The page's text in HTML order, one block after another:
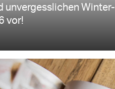
unvergesslichen Winter-
vor!